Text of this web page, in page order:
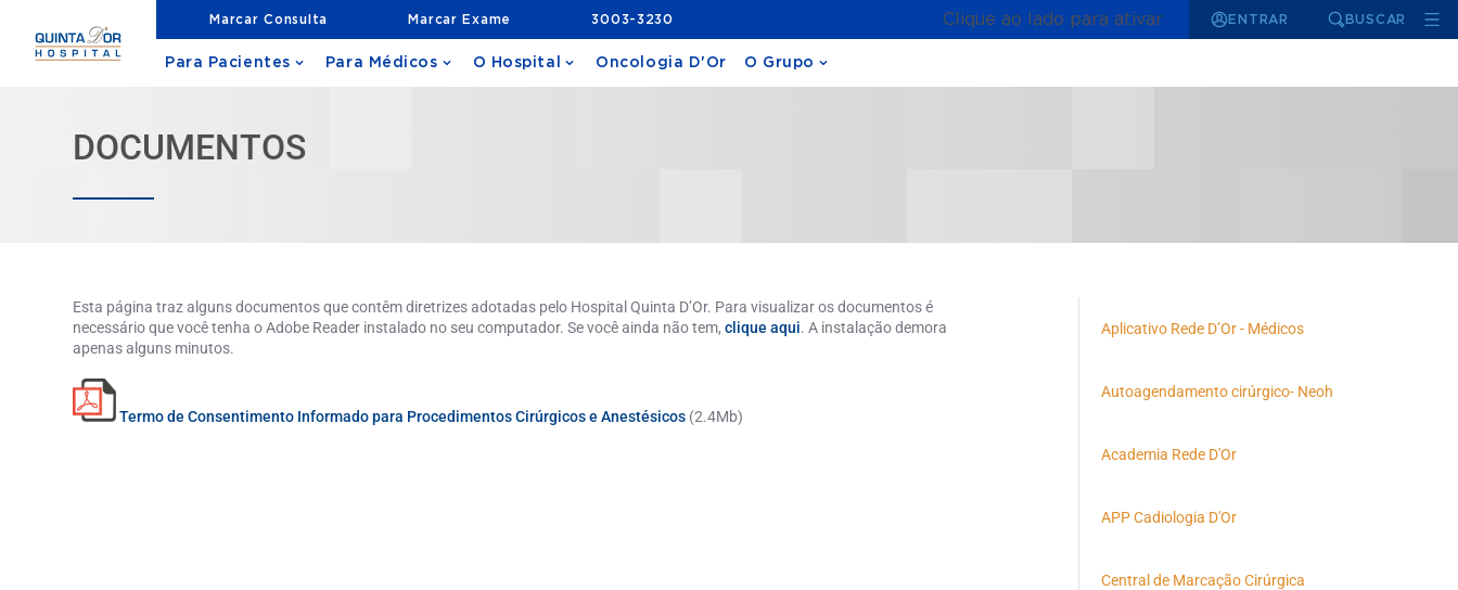
Marcar Consulta Marcar Exame 3003-3230 Clique ao lado para ativar ENTRAR BUSCAR
Para Pacientes Para Médicos O Hospital Oncologia D'Or O Grupo
DOCUMENTOS
Esta página traz alguns documentos que contêm diretrizes adotadas pelo Hospital Quinta D’Or. Para visualizar os documentos é
necessário que você tenha o Adobe Reader instalado no seu computador. Se você ainda não tem,clique aqui. A instalação demora
apenas alguns minutos.
Termo de Consentimento Informado para Procedimentos Cirúrgicos e Anestésicos (2.4Mb)
Aplicativo Rede D’Or - Médicos
Autoagendamento cirúrgico- Neoh
Academia Rede D'Or
APP Cadiologia D'Or
Central de Marcação Cirúrgica